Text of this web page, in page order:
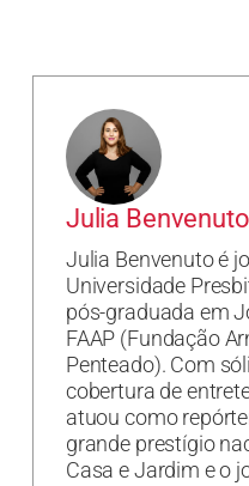
Julia Benvenuto
Julia Benvenuto é
Universidade
pós-graduada em
FAAP (Fundação
Penteado). Com
cobertura de
atuou como
grande prestígio
Casa e Jardim e o